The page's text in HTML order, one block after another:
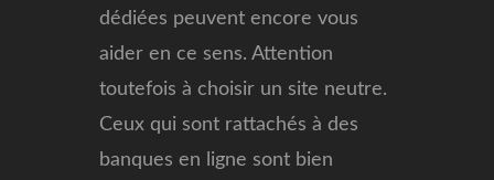
dédiées peuvent encore vous
aider en ce sens. Attention
toutefois à choisir un site neutre.
Ceux qui sont rattachés à des
banques en ligne sont bien